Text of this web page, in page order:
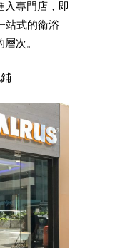
入專門店，即
站式的衛浴
次。